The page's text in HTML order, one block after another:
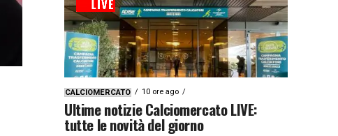
CALCIOMERCATO 10 ore ago
Ultime notizie Calciomercato LIVE:
tutte le novità del giorno